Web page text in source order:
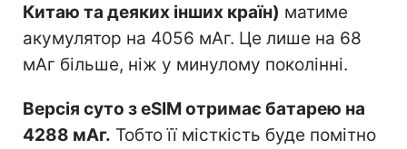
Китаю та деяких інших країн) матиме
акумулятор на 4056 мАг. Це лише на 68
мАг більше, ніж у минулому поколінні.
Версія суто з eSIM отримає батарею на
4288 мАг. Тобто її місткість буде помітно